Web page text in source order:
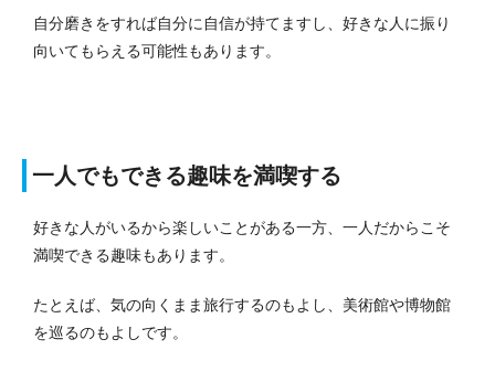
自分磨きをすれば自分に自信が持てますし、好きな人に振り
向いてもらえる可能性もあります。
一人でもできる趣味を満喫する
好きな人がいるから楽しいことがある一方、一人だからこそ
満喫できる趣味もあります。
たとえば、気の向くまま旅行するのもよし、美術館や博物館
を巡るのもよしです。